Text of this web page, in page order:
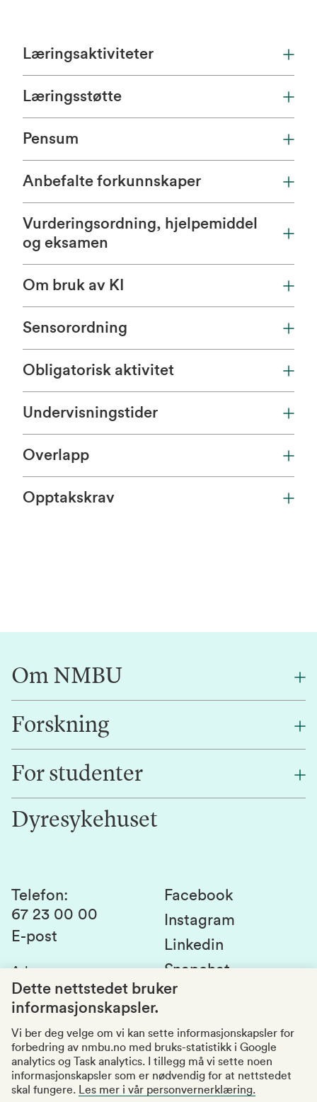
Læringsaktiviteter
Læringsstøtte
Pensum
Anbefalte forkunnskaper
Vurderingsordning, hjelpemiddel
og eksamen
Om bruk av KI
Sensorordning
Obligatorisk aktivitet
Undervisningstider
Overlapp
Opptakskrav
Om NMBU
Om oss
Alumni
Kontakt oss
Forskning
Forskning
Innovasjon
For studenter
Studentlivet
Studier og emner
Studenttinget
Si fra om avvik
Kvalitet i utdanningen
Dyresykehuset
Telefon:
67 23 00 00
E-post
Adresse:
Postboks 5003
1432 Ås
Organisasjonsnummer
969159570
Besøksadresser
Facebook
Instagram
Linkedin
Snapchat
Tilgjengelighetserklæring
Dette nettstedet bruker
informasjonskapsler.
Vi ber deg velge om vi kan sette informasjonskapsler for
forbedring av nmbu.no med bruks-statistikk i Google
analytics og Task analytics. I tillegg må vi sette noen
informasjonskapsler som er nødvendig for at nettstedet
skal fungere.
Les mer i vår personvernerklæring.